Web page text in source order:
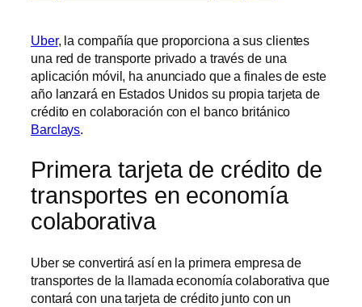
Uber, la compañía que proporciona a sus clientes
una red de transporte privado a través de una
aplicación móvil, ha anunciado que a finales de este
año lanzará en Estados Unidos su propia tarjeta de
crédito en colaboración con el banco británico
Barclays.
Primera tarjeta de crédito de
transportes en economía
colaborativa
Uber se convertirá así en la primera empresa de
transportes de la llamada economía colaborativa que
contará con una tarjeta de crédito junto con un